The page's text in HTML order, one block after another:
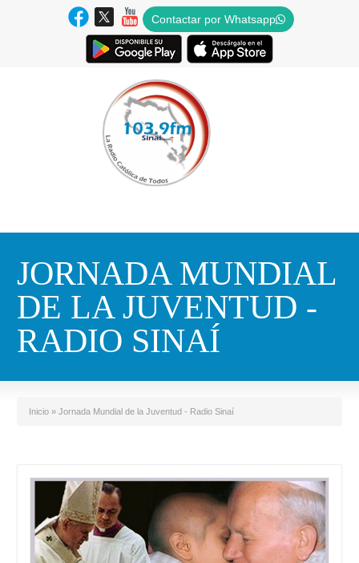
Contactar por Whatsapp
JORNADA MUNDIAL
DE LA JUVENTUD -
RADIO SINAÍ
Inicio » Jornada Mundial de la Juventud - Radio Sinaí